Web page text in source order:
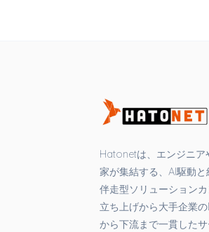
Hatonetは、エンジニア
家が集結する、AI駆動
伴走型ソリューション
立ち上げから大手企業
から下流まで一貫した